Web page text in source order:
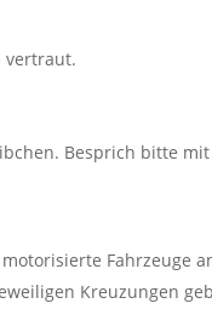
vertraut.
Besprich bitte
Fahrzeuge
Kreuzungen